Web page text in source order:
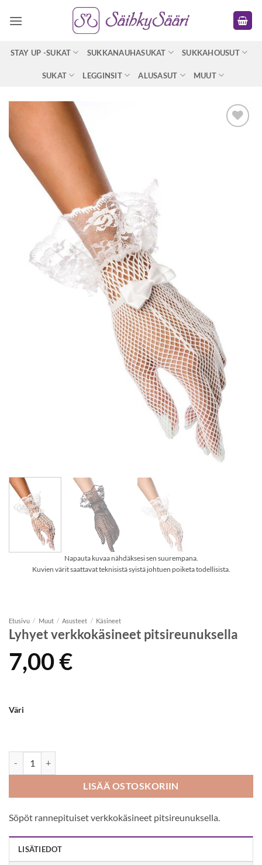
STAY UP -SUKAT SUKKANAUHASUKAT SUKKAHOUSUT
SUKAT LEGGINSIT ALUSASUT MUUT
Napauta kuvaa nähdäksesi sen suurempana.
Kuvien värit saattavat teknisistä syistä johtuen poiketa todellisista.
Etusivu / Muut / Asusteet / Käsineet
Lyhyet verkkokäsineet pitsireunuksella
7,00€
Väri
LISÄÄ OSTOSKORIIN
Söpöt rannepituiset verkkokäsineet pitsireunuksella.
LISÄTIEDOT